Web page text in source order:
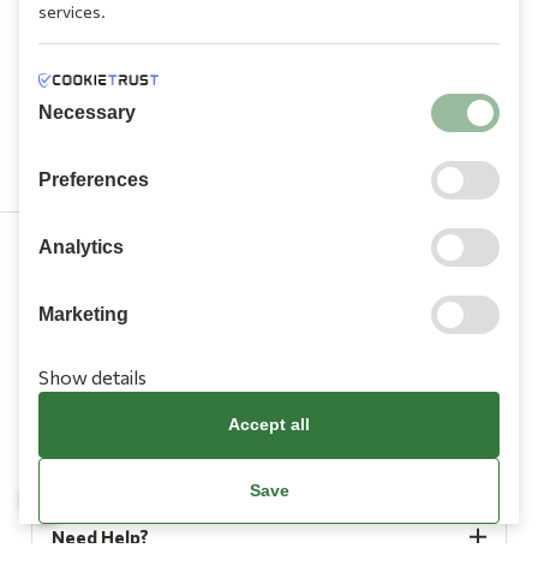
Information
Need Help?
services.
Necessary
Preferences
Analytics
Marketing
Show details
Accept all
Save